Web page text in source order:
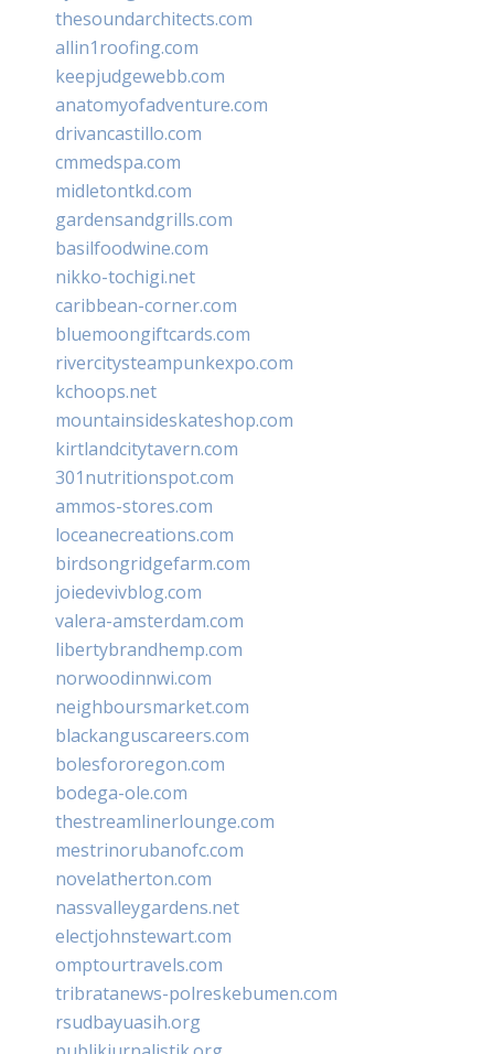
thesoundarchitects.com
allin1roofing.com
keepjudgewebb.com
anatomyofadventure.com
drivancastillo.com
cmmedspa.com
midletontkd.com
gardensandgrills.com
basilfoodwine.com
nikko-tochigi.net
caribbean-corner.com
bluemoongiftcards.com
rivercitysteampunkexpo.com
kchoops.net
mountainsideskateshop.com
kirtlandcitytavern.com
301nutritionspot.com
ammos-stores.com
loceanecreations.com
birdsongridgefarm.com
joiedevivblog.com
valera-amsterdam.com
libertybrandhemp.com
norwoodinnwi.com
neighboursmarket.com
blackanguscareers.com
bolesfororegon.com
bodega-ole.com
thestreamlinerlounge.com
mestrinorubanofc.com
novelatherton.com
nassvalleygardens.net
electjohnstewart.com
omptourtravels.com
tribratanews-polreskebumen.com
rsudbayuasih.org